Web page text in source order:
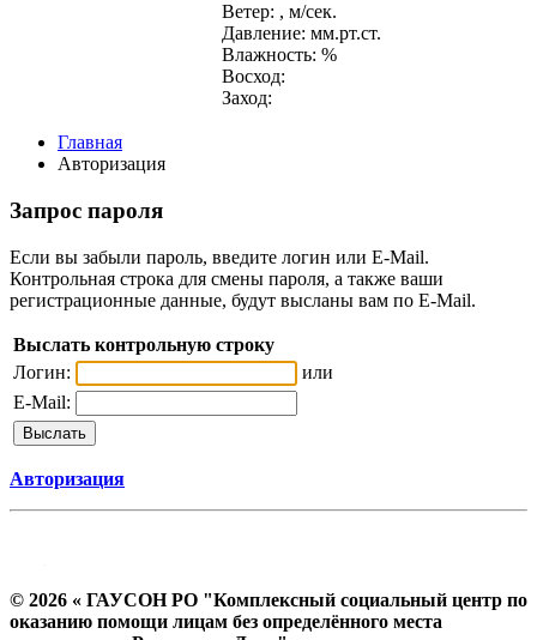
Ветер: , м/сек.
Давление: мм.рт.ст.
Влажность: %
Восход:
Заход:
Главная
Авторизация
Запрос пароля
Если вы забыли пароль, введите логин или E-Mail.
Контрольная строка для смены пароля, а также ваши
регистрационные данные, будут высланы вам по E-Mail.
Выслать контрольную строку
Логин:
или
E-Mail:
Авторизация
© 2026 « ГАУСОН РО "Комплексный социальный центр по
оказанию помощи лицам без определённого места